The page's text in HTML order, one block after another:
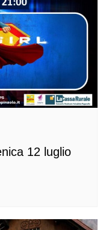
12 luglio